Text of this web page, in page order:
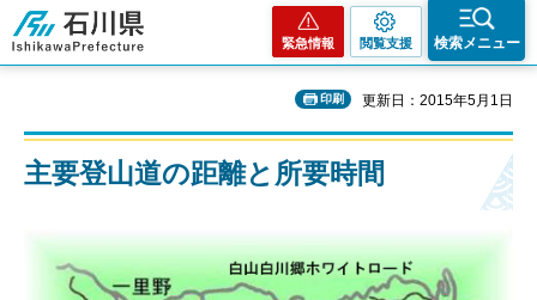
石川県
緊急情報 閲覧支援 検索メニュー
印刷 更新日：2015年5月1日
主要登山道の距離と所要時間